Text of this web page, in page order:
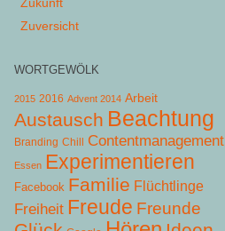
Zuversicht
WORTGEWÖLK
2015 2016 Advent 2014 Arbeit
Austausch Beachtung
Branding Chill Contentmanagement
Essen Experimentieren
Facebook Familie Flüchtlinge
Freiheit Freude Freunde